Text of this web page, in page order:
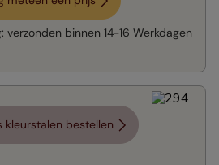
verzonden binnen 14-16 Werkdagen
kleurstalen bestellen